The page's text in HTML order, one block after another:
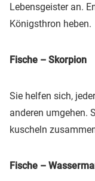
Lebensgeister an.
Königsthron heben.
Fische – Skorpion
Sie helfen sich,
anderen umgehen.
kuscheln
Fische –